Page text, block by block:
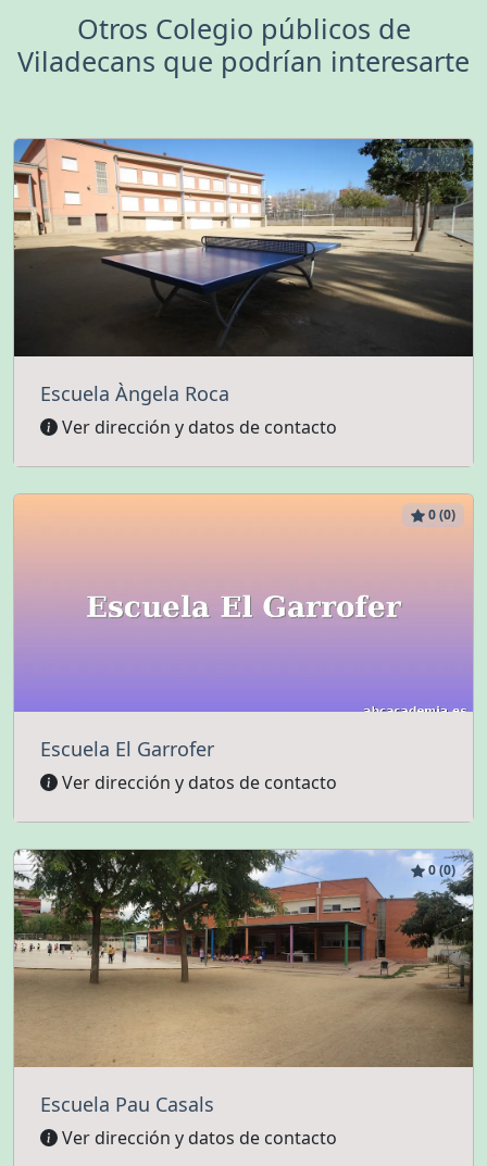
Otros Colegio públicos de
Viladecans que podrían interesarte
0 (0)
Escuela Àngela Roca
Ver dirección y datos de contacto
0 (0)
Escuela El Garrofer
Ver dirección y datos de contacto
0 (0)
Escuela Pau Casals
Ver dirección y datos de contacto